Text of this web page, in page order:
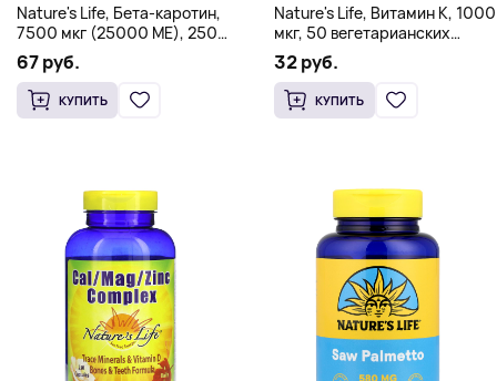
Nature's Life, Бета-каротин,
7500 мкг (25000 МЕ), 250
мягких таблеток
67 руб.
КУПИТЬ
Nature's Life, Витамин К, 1000
мкг, 50 вегетарианских
капсул
32 руб.
КУПИТЬ